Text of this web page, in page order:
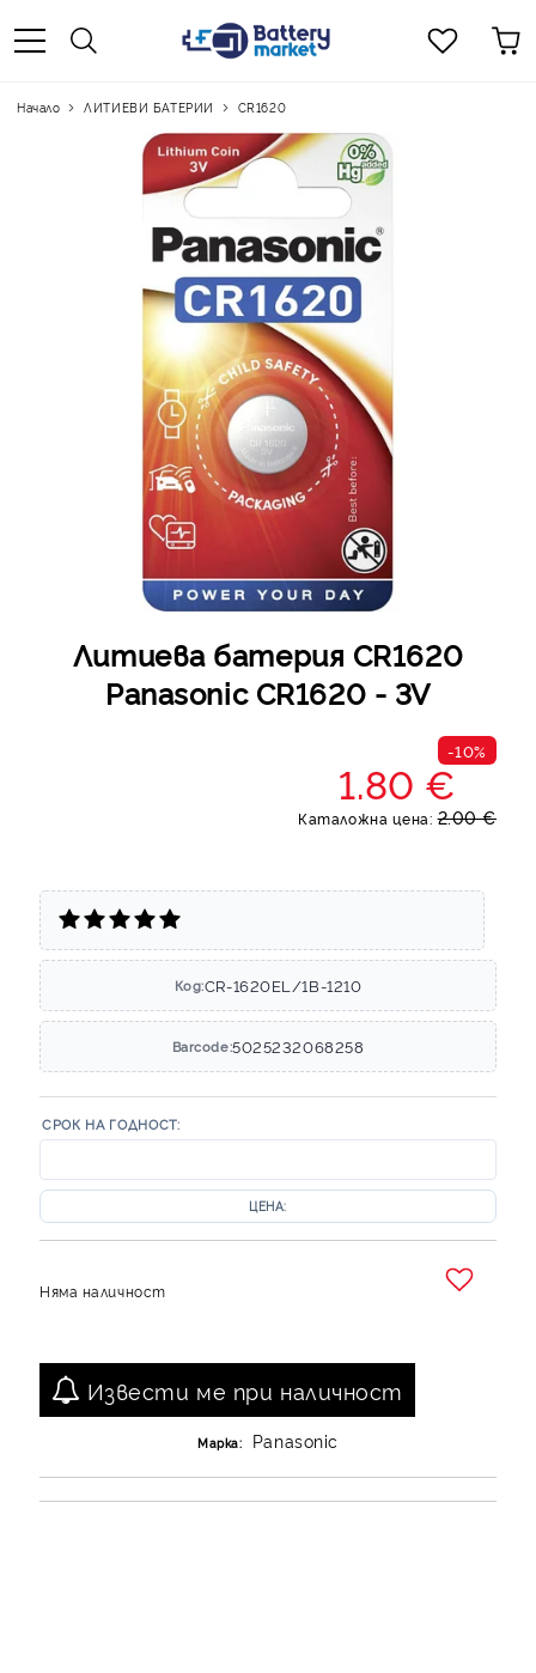
Начало ЛИТИЕВИ БАТЕРИИ CR1620
Литиева батерия CR1620
Panasonic CR1620 - 3V
-10%
1.80 €
Каталожна цена: 2.00 €
Код:CR-1620EL/1B-1210
Barcode:5025232068258
СРОК НА ГОДНОСТ:
ЦЕНА:
Няма наличност
Извести ме при наличност
Марка: Panasonic